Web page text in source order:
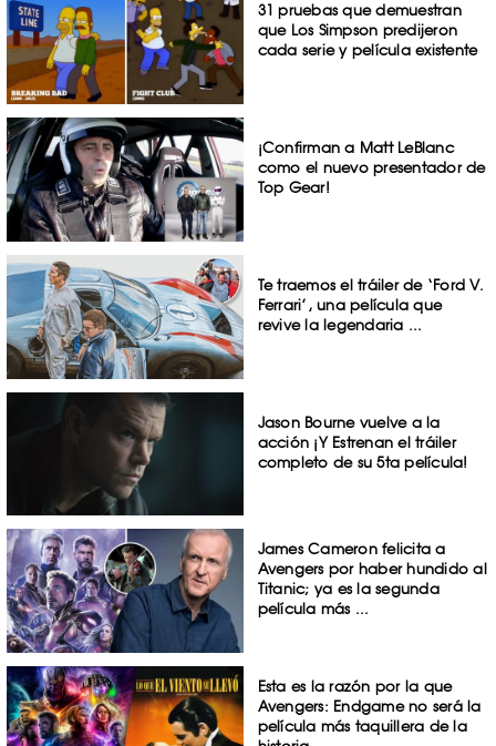
31 pruebas que demuestran
que Los Simpson predijeron
cada serie y película existente
¡Confirman a Matt LeBlanc
como el nuevo presentador de
Top Gear!
Te traemos el tráiler de ‘Ford V.
Ferrari’, una película que
revive la legendaria ...
Jason Bourne vuelve a la
acción ¡Y Estrenan el tráiler
completo de su 5ta película!
James Cameron felicita a
Avengers por haber hundido al
Titanic; ya es la segunda
película más ...
Esta es la razón por la que
Avengers: Endgame no será la
película más taquillera de la